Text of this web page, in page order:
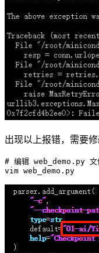
出现以上报错，需要
# 编辑 web_demo.py 文
vim